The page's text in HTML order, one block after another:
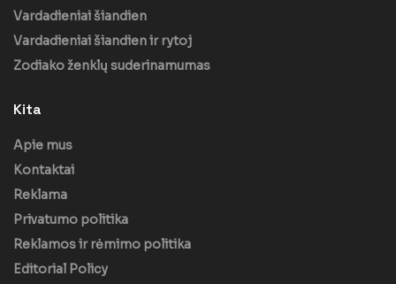
Vardadieniai šiandien
Vardadieniai šiandien ir rytoj
Zodiako ženklų suderinamumas
Kita
Apie mus
Kontaktai
Reklama
Privatumo politika
Reklamos ir rėmimo politika
Editorial Policy